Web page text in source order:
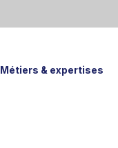
Métiers & expertises